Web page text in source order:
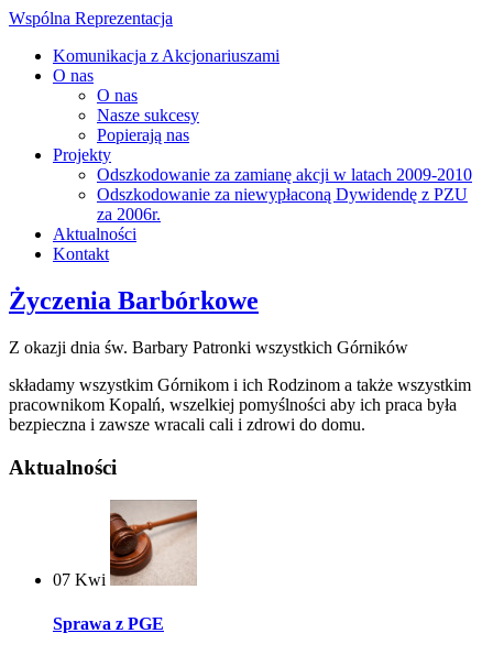
Wspólna Reprezentacja
Komunikacja z Akcjonariuszami
O nas
O nas
Nasze sukcesy
Popierają nas
Projekty
Odszkodowanie za zamianę akcji w latach 2009-2010
Odszkodowanie za niewypłaconą Dywidendę z PZU
za 2006r.
Aktualności
Kontakt
Życzenia Barbórkowe
Z okazji dnia św. Barbary Patronki wszystkich Górników
składamy wszystkim Górnikom i ich Rodzinom a także wszystkim
pracownikom Kopalń, wszelkiej pomyślności aby ich praca była
bezpieczna i zawsze wracali cali i zdrowi do domu.
Aktualności
07 Kwi
Sprawa z PGE